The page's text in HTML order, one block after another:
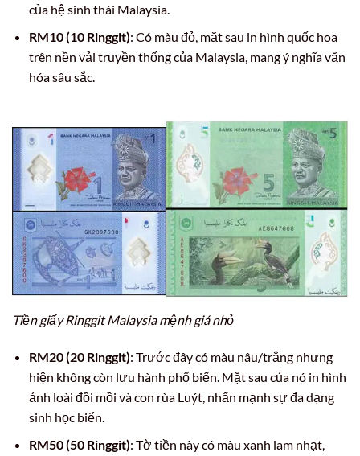
của hệ sinh thái Malaysia.
RM10 (10 Ringgit): Có màu đỏ, mặt sau in hình quốc hoa
trên nền vải truyền thống của Malaysia, mang ý nghĩa văn
hóa sâu sắc.
Tiền giấy Ringgit Malaysia mệnh giá nhỏ
RM20 (20 Ringgit): Trước đây có màu nâu/trắng nhưng
hiện không còn lưu hành phổ biến. Mặt sau của nó in hình
ảnh loài đồi mồi và con rùa Luýt, nhấn mạnh sự đa dạng
sinh học biển.
RM50 (50 Ringgit): Tờ tiền này có màu xanh lam nhạt,